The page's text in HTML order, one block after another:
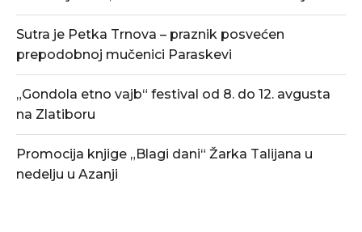
Sutra je Petka Trnova – praznik posvećen
prepodobnoj mučenici Paraskevi
„Gondola etno vajb“ festival od 8. do 12. avgusta
na Zlatiboru
Promocija knjige „Blagi dani“ Žarka Talijana u
nedelju u Azanji